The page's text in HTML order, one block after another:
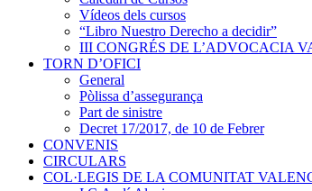
Vídeos dels cursos
“Libro Nuestro Derecho a decidir”
III CONGRÉS DE L’ADVOCACIA
TORN D’OFICI
General
Pòlissa d’assegurança
Part de sinistre
Decret 17/2017, de 10 de Febrer
CONVENIS
CIRCULARS
COL·LEGIS DE LA COMUNITAT